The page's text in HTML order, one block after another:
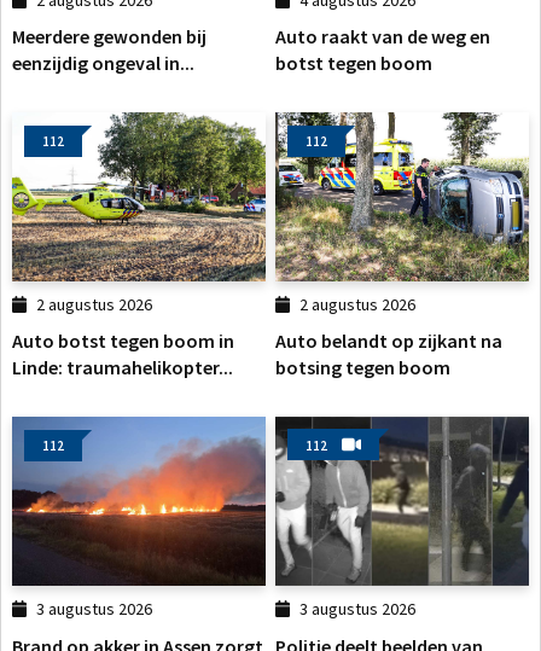
Meerdere gewonden bij
eenzijdig ongeval in...
Auto raakt van de weg en
botst tegen boom
112
2 augustus 2026
Auto botst tegen boom in
Linde: traumahelikopter...
112
2 augustus 2026
Auto belandt op zijkant na
botsing tegen boom
112
3 augustus 2026
Brand op akker in Assen zorgt
112
3 augustus 2026
Politie deelt beelden van